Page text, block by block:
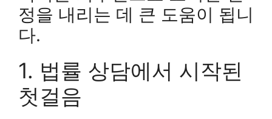
정을 내리는 데 큰 도움이 됩니
다.
1. 법률 상담에서 시작된
첫걸음